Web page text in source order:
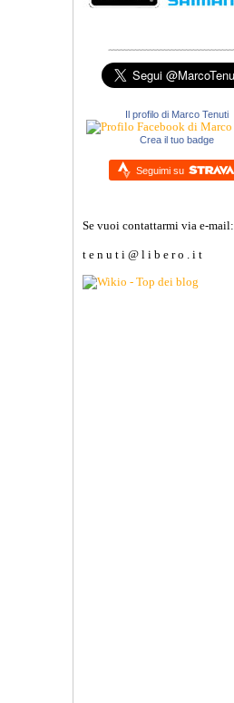
Il profilo di Marco Tenuti
Crea il tuo badge
Seguimi su
Se vuoi contattarmi via e-mail:
t e n u t i @ l i b e r o . i t